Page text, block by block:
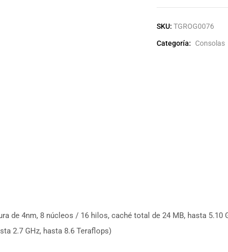
SKU: TGROG0076
Categoría: Consolas
de 4nm, 8 núcleos / 16 hilos, caché total de 24 MB, hasta 5.10
2.7 GHz, hasta 8.6 Teraflops)